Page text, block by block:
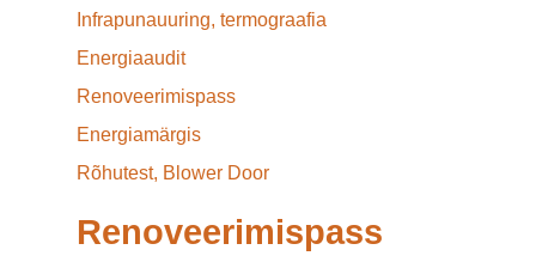
Infrapunauuring, termograafia
Energiaaudit
Renoveerimispass
Energiamärgis
Rõhutest, Blower Door
Renoveerimispass